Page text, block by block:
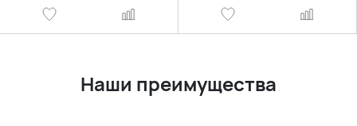
Наши преимущества